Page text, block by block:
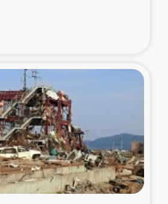
ランカ 緊急人道支援
ンカ南部洪水被災者支援
性をつなぐサリー・リサイクル・プロ
ジェクト
復興支援事業